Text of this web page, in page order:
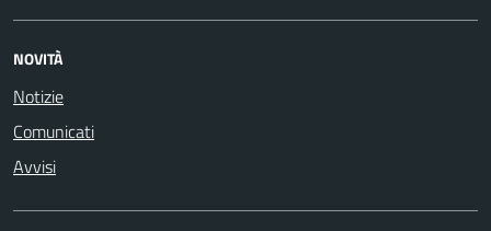
NOVITÀ
Notizie
Comunicati
Avvisi